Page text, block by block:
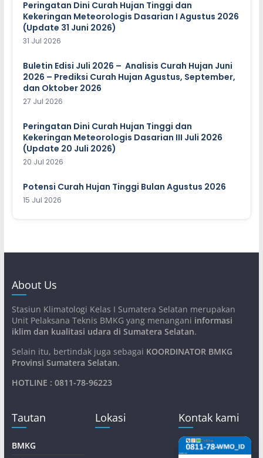
Peringatan Dini Curah Hujan Tinggi dan
Kekeringan Meteorologis Dasarian I Agustus 2026
(Update 31 Juni 2026)
31 Jul 2026
Buletin Edisi Juli 2026 – Analisis Curah Hujan Juni
2026 – Prediksi Curah Hujan Agustus, September,
dan Oktober 2026
27 Jul 2026
Peringatan Dini Curah Hujan Tinggi dan
Kekeringan Meteorologis Dasarian III Juli 2026
(Update 20 Juli 2026)
20 Jul 2026
Potensi Curah Hujan Tinggi Bulan Agustus 2026
15 Jul 2026
About Us
Stasiun Klimatologi Kelas I Sumatera Selatan merupakan
Unit Pelaksana Teknis BMKG yang menangani informasi
iklim dan kualitasi udara di Sumatera Selatan.
Selain itu, bertindak juga sebagai KOORDINATOR BMKG
Provinsi Sumatera Selatan.
HOTLINE : 0811-78-96223
Tautan
BMKG
Lokasi Kontak kami